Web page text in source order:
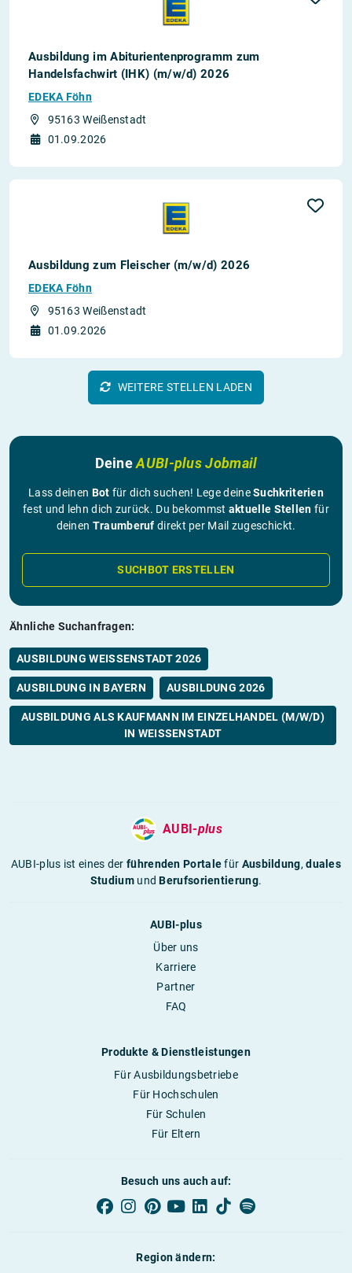
Ausbildung im Abiturientenprogramm zum
Handelsfachwirt (IHK) (m/w/d) 2026
EDEKA Föhn
95163 Weißenstadt
01.09.2026
Ausbildung zum Fleischer (m/w/d) 2026
EDEKA Föhn
95163 Weißenstadt
01.09.2026
WEITERE STELLEN LADEN
DeineAUBI-plus Jobmail
Lass deinen Bot für dich suchen! Lege deineSuchkriterien
fest und lehn dich zurück. Du bekommst aktuelle Stellen für
deinen Traumberuf direkt per Mail zugeschickt.
SUCHBOT ERSTELLEN
Ähnliche Suchanfragen:
AUSBILDUNG WEISSENSTADT 2026
AUSBILDUNG IN BAYERN AUSBILDUNG 2026
AUSBILDUNG ALS KAUFMANN IM EINZELHANDEL (M/W/D)
IN WEISSENSTADT
AUBI-plus
AUBI-plus ist eines derführenden Portalefür Ausbildung,duales
StudiumundBerufsorientierung.
AUBI-plus
Über uns
Karriere
Partner
FAQ
Produkte & Dienstleistungen
Für Ausbildungsbetriebe
Für Hochschulen
Für Schulen
Für Eltern
Besuch uns auch auf:
Region ändern: